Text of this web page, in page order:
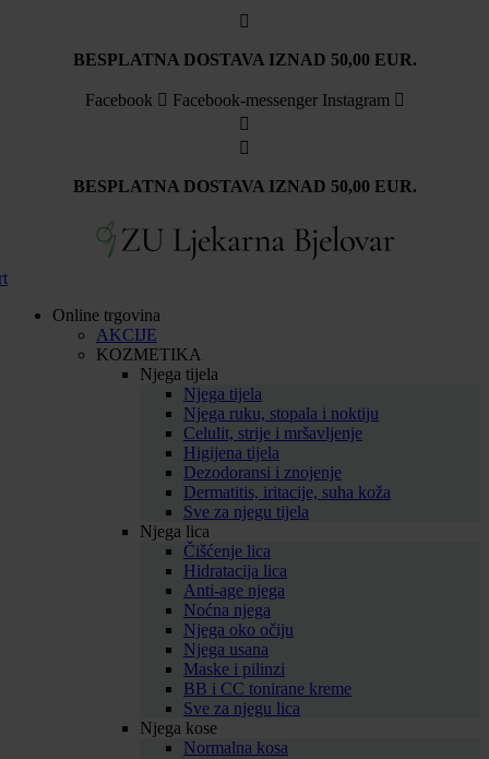
BESPLATNA DOSTAVA IZNAD 50,00 EUR.
Facebook Facebook-messenger Instagram
BESPLATNA DOSTAVA IZNAD 50,00 EUR.
Online trgovina
AKCIJE
KOZMETIKA
Njega tijela
Njega tijela
Njega ruku, stopala i noktiju
Celulit, strije i mršavljenje
Higijena tijela
Dezodoransi i znojenje
Dermatitis, iritacije, suha koža
Sve za njegu tijela
Njega lica
Čišćenje lica
Hidratacija lica
Anti-age njega
Noćna njega
Njega oko očiju
Njega usana
Maske i pilinzi
BB i CC tonirane kreme
Sve za njegu lica
Njega kose
Normalna kosa